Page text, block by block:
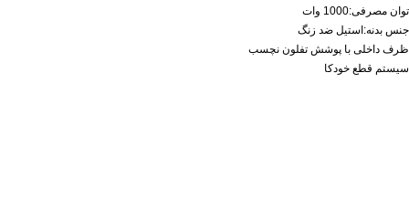
توان مصرفی:1000 وات
جنس بدنه:استیل ضد زنگ
ظرف داخلی با پوشش تفلون نچسب
سیستم قطع خودکا